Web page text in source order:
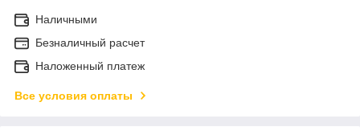
Наличными
Безналичный расчет
Наложенный платеж
Все условия оплаты